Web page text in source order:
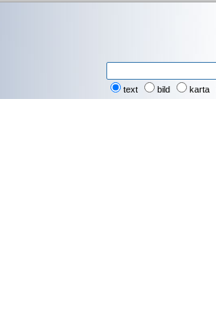
text bild karta